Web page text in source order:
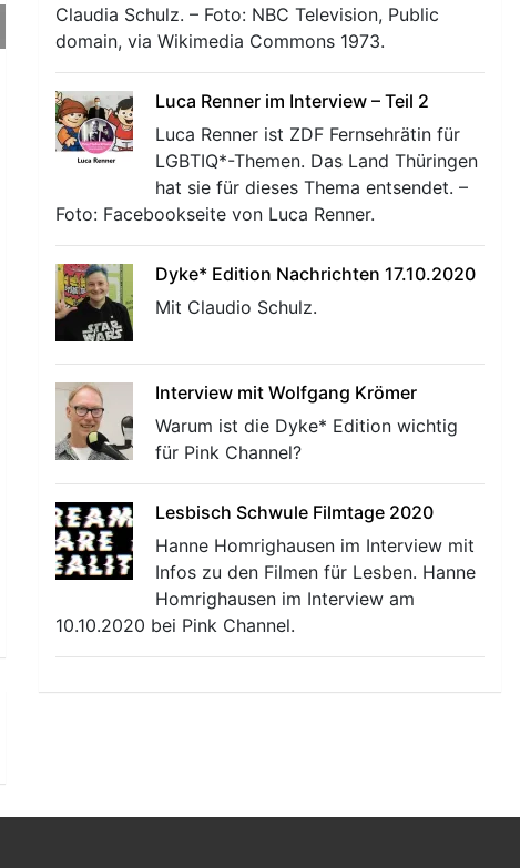
Claudia Schulz. – Foto: NBC Television, Public
domain, via Wikimedia Commons 1973.
Luca Renner im Interview – Teil 2
Luca Renner ist ZDF Fernsehrätin für
LGBTIQ*-Themen. Das Land Thüringen
hat sie für dieses Thema entsendet. –
Foto: Facebookseite von Luca Renner.
Dyke* Edition Nachrichten 17.10.2020
Mit Claudio Schulz.
Interview mit Wolfgang Krömer
Warum ist die Dyke* Edition wichtig
für Pink Channel?
Lesbisch Schwule Filmtage 2020
Hanne Homrighausen im Interview mit
Infos zu den Filmen für Lesben. Hanne
Homrighausen im Interview am
10.10.2020 bei Pink Channel.